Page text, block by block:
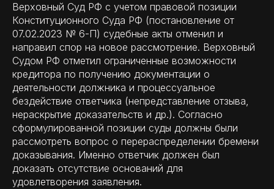
Верховный Суд РФ с учетом правовой позиции
Конституционного Суда РФ (постановление от
07.02.2023 № 6-П) судебные акты отменил и
направил спор на новое рассмотрение. Верховный
Судом РФ отметил ограниченные возможности
кредитора по получению документации о
деятельности должника и процессуальное
бездействие ответчика (непредставление отзыва,
нераскрытие доказательств и др.). Согласно
сформулированной позиции суды должны были
рассмотреть вопрос о перераспределении бремени
доказывания. Именно ответчик должен был
доказать отсутствие оснований для
удовлетворения заявления.